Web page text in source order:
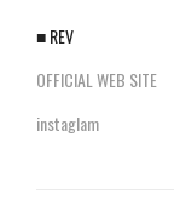
■ REV
OFFICIAL WEB SITE
instaglam